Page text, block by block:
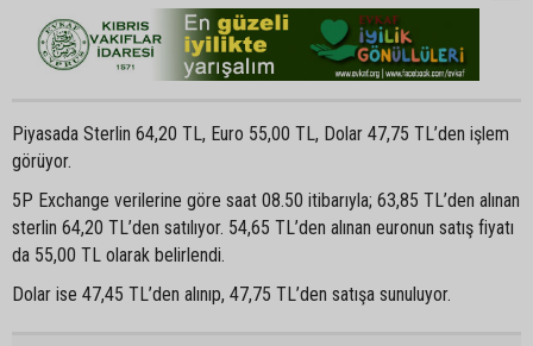
Piyasada Sterlin 64,20 TL, Euro 55,00 TL, Dolar 47,75 TL’den işlem
görüyor.
5P Exchange verilerine göre saat 08.50 itibarıyla; 63,85 TL’den alınan
sterlin 64,20 TL’den satılıyor. 54,65 TL’den alınan euronun satış fiyatı
da 55,00 TL olarak belirlendi.
Dolar ise 47,45 TL’den alınıp, 47,75 TL’den satışa sunuluyor.